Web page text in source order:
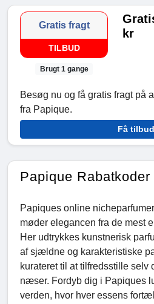
Gratis fragt
TILBUD
Brugt 1 gange
kr
Besøg nu og få gratis fragt på
fra Papique.
Få tilbud
Papique Rabatkoder
Papiques online
møder elegancen fra de mest
Her udtrykkes kunstnerisk
af sjældne og karakteristiske
kurateret til at tilfredsstille selv
næser. Fordyb dig i Papiques
verden, hvor hver essens